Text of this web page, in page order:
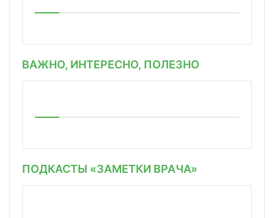
ВАЖНО, ИНТЕРЕСНО, ПОЛЕЗНО
ПОДКАСТЫ «ЗАМЕТКИ ВРАЧА»